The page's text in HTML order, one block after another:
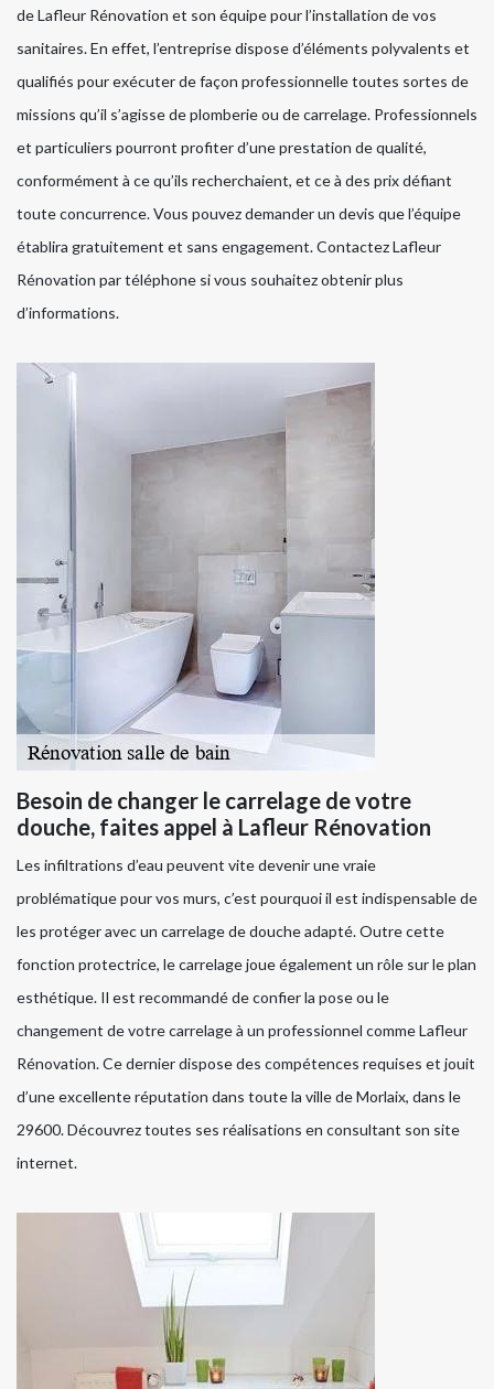
de Lafleur Rénovation et son équipe pour l’installation de vos
sanitaires. En effet, l’entreprise dispose d’éléments polyvalents et
qualifiés pour exécuter de façon professionnelle toutes sortes de
missions qu’il s’agisse de plomberie ou de carrelage. Professionnels
et particuliers pourront profiter d’une prestation de qualité,
conformément à ce qu’ils recherchaient, et ce à des prix défiant
toute concurrence. Vous pouvez demander un devis que l’équipe
établira gratuitement et sans engagement. Contactez Lafleur
Rénovation par téléphone si vous souhaitez obtenir plus
d’informations.
Besoin de changer le carrelage de votre
douche, faites appel à Lafleur Rénovation
Les infiltrations d’eau peuvent vite devenir une vraie
problématique pour vos murs, c’est pourquoi il est indispensable de
les protéger avec un carrelage de douche adapté. Outre cette
fonction protectrice, le carrelage joue également un rôle sur le plan
esthétique. Il est recommandé de confier la pose ou le
changement de votre carrelage à un professionnel comme Lafleur
Rénovation. Ce dernier dispose des compétences requises et jouit
d’une excellente réputation dans toute la ville de Morlaix, dans le
29600. Découvrez toutes ses réalisations en consultant son site
internet.